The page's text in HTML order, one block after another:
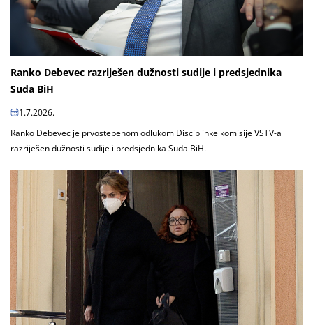
Ranko Debevec razriješen dužnosti sudije i predsjednika
Suda BiH
1.7.2026.
Ranko Debevec je prvostepenom odlukom Disciplinke komisije VSTV-a
razriješen dužnosti sudije i predsjednika Suda BiH.